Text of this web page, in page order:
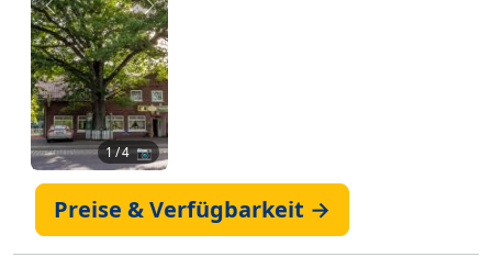
Zurück Weiter
1/ 4 📷
Preise & Verfügbarkeit →